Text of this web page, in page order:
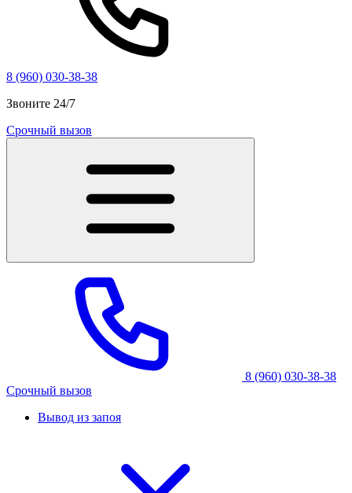
8 (960) 030-38-38
Звоните 24/7
Срочный вызов
8 (960) 030-38-38
Срочный вызов
Вывод из запоя